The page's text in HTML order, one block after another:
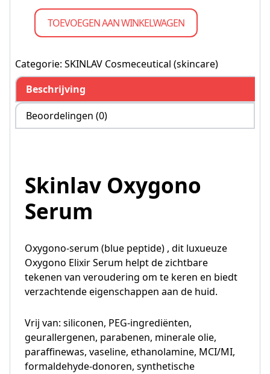
TOEVOEGEN AAN WINKELWAGEN
Categorie: SKINLAV Cosmeceutical (skincare)
Beschrijving
Beoordelingen (0)
Skinlav Oxygono
Serum
Oxygono-serum (blue peptide) , dit luxueuze
Oxygono Elixir Serum helpt de zichtbare
tekenen van veroudering om te keren en biedt
verzachtende eigenschappen aan de huid.
Vrij van: siliconen, PEG-ingrediënten,
geurallergenen, parabenen, minerale olie,
paraffinewas, vaseline, ethanolamine, MCI/MI,
formaldehyde-donoren, synthetische